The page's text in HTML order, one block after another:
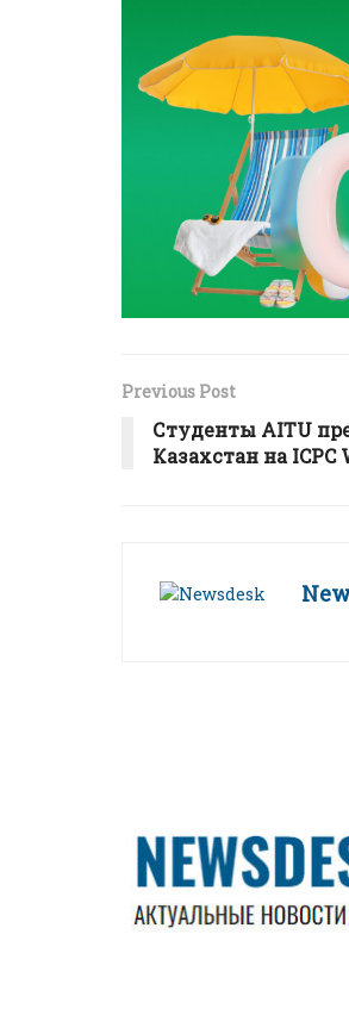
Previous Post
Студенты AITU
Казахстан на ICPC